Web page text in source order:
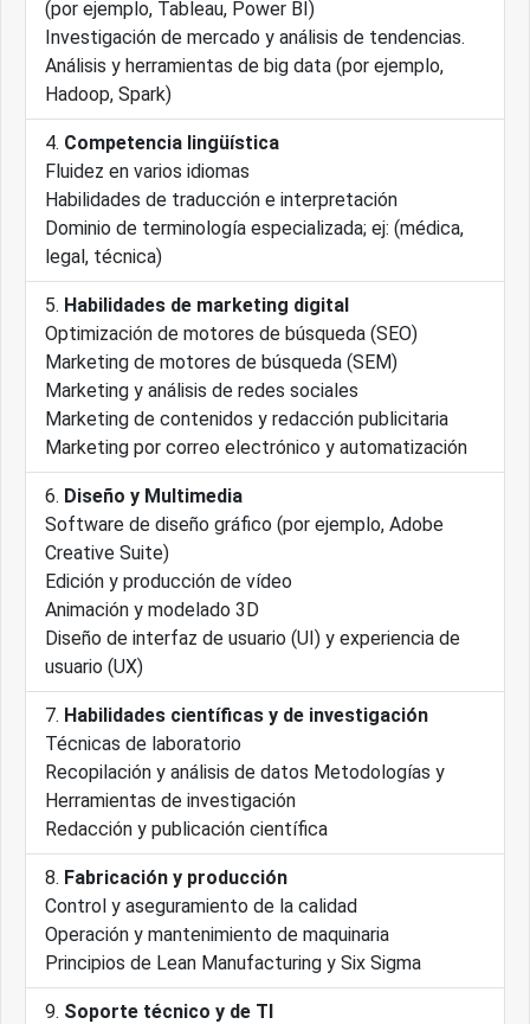
(por ejemplo, Tableau, Power BI)
Investigación de mercado y análisis de tendencias.
Análisis y herramientas de big data (por ejemplo,
Hadoop, Spark)
Competencia lingüística
Fluidez en varios idiomas
Habilidades de traducción e interpretación
Dominio de terminología especializada; ej: (médica,
legal, técnica)
Habilidades de marketing digital
Optimización de motores de búsqueda (SEO)
Marketing de motores de búsqueda (SEM)
Marketing y análisis de redes sociales
Marketing de contenidos y redacción publicitaria
Marketing por correo electrónico y automatización
Diseño y Multimedia
Software de diseño gráfico (por ejemplo, Adobe
Creative Suite)
Edición y producción de vídeo
Animación y modelado 3D
Diseño de interfaz de usuario (UI) y experiencia de
usuario (UX)
Habilidades científicas y de investigación
Técnicas de laboratorio
Recopilación y análisis de datos Metodologías y
Herramientas de investigación
Redacción y publicación científica
Fabricación y producción
Control y aseguramiento de la calidad
Operación y mantenimiento de maquinaria
Principios de Lean Manufacturing y Six Sigma
Soporte técnico y de TI